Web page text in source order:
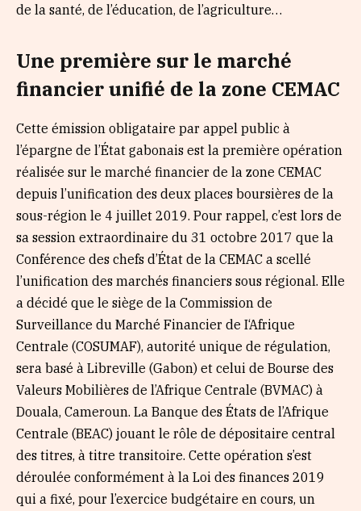
de la santé, de l’éducation, de l’agriculture…
Une première sur le marché
financier unifié de la zone CEMAC
Cette émission obligataire par appel public à
l’épargne de l’État gabonais est la première opération
réalisée sur le marché financier de la zone CEMAC
depuis l’unification des deux places boursières de la
sous-région le 4 juillet 2019. Pour rappel, c’est lors de
sa session extraordinaire du 31 octobre 2017 que la
Conférence des chefs d’État de la CEMAC a scellé
l’unification des marchés financiers sous régional. Elle
a décidé que le siège de la Commission de
Surveillance du Marché Financier de I‘Afrique
Centrale (COSUMAF), autorité unique de régulation,
sera basé à Libreville (Gabon) et celui de Bourse des
Valeurs Mobilières de l’Afrique Centrale (BVMAC) à
Douala, Cameroun. La Banque des États de l’Afrique
Centrale (BEAC) jouant le rôle de dépositaire central
des titres, à titre transitoire. Cette opération s’est
déroulée conformément à la Loi des finances 2019
qui a fixé, pour l’exercice budgétaire en cours, un